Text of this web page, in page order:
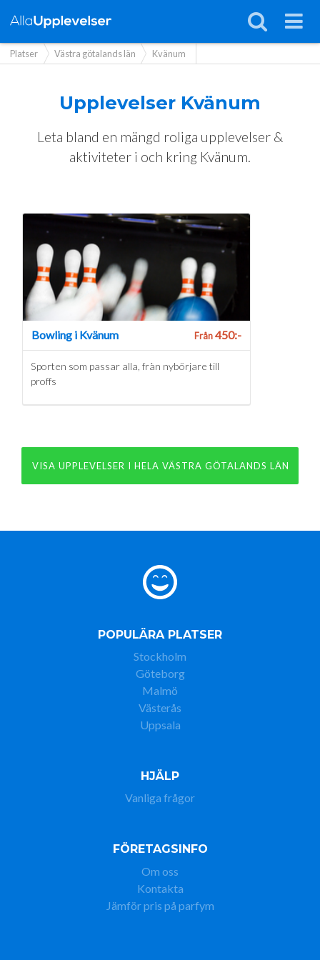
Platser Västra götalands län Kvänum
Upplevelser Kvänum
Leta bland en mängd roliga upplevelser &
aktiviteter i och kring Kvänum.
Bowling i Kvänum Från450:-
Sporten som passar alla, från nybörjare till
proffs
VISA UPPLEVELSER I HELA VÄSTRA GÖTALANDS LÄN
POPULÄRA PLATSER
Stockholm
Göteborg
Malmö
Västerås
Uppsala
HJÄLP
Vanliga frågor
FÖRETAGSINFO
Om oss
Kontakta
Jämför pris på parfym